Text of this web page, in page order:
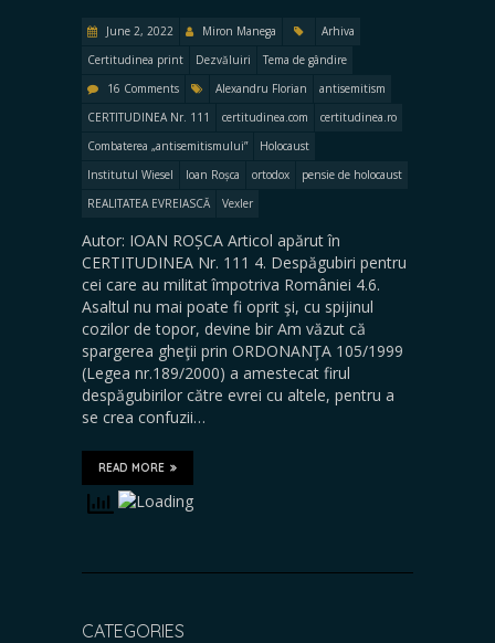
June 2, 2022 Miron Manega
Arhiva
Certitudinea print
Dezvăluiri
Tema de gândire
16 Comments
Alexandru Florian
antisemitism
CERTITUDINEA Nr. 111
certitudinea.com
certitudinea.ro
Combaterea „antisemitismului”
Holocaust
Institutul Wiesel
Ioan Roșca ortodox
pensie de holocaust
REALITATEA EVREIASCĂ
Vexler
Autor: IOAN ROȘCA Articol apărut în
CERTITUDINEA Nr. 111 4. Despăgubiri pentru
cei care au militat împotriva României 4.6.
Asaltul nu mai poate fi oprit şi, cu spijinul
cozilor de topor, devine bir Am văzut că
spargerea gheţii prin ORDONANŢA 105/1999
(Legea nr.189/2000) a amestecat firul
despăgubirilor către evrei cu altele, pentru a
se crea confuzii…
READ MORE
CATEGORIES